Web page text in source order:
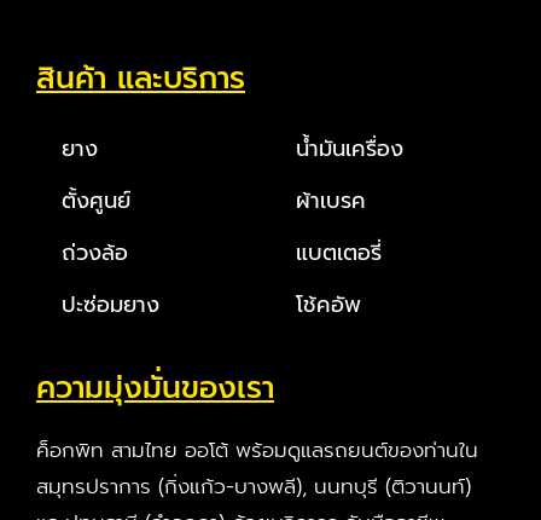
สินค้า และบริการ
ยาง
ตั้งศูนย์
ถ่วงล้อ
ปะซ่อมยาง
น้ำมันเครื่อง
ผ้าเบรค
แบตเตอรี่
โช้คอัพ
ความมุ่งมั่นของเรา
ค็อกพิท สามไทย ออโต้ พร้อมดูแลรถยนต์ของท่านใน
สมุทรปราการ (กิ่งแก้ว-บางพลี), นนทบุรี (ติวานนท์)